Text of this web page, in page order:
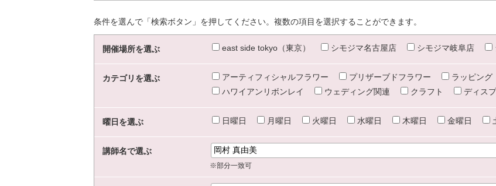
条件を選んで「検索ボタン」を押してください。複数の項目を選択することができます。
開催場所を選ぶ east side tokyo（東京） シモジマ名古屋店 シモジマ岐阜店
カテゴリを選ぶ アーティフィシャルフラワー プリザーブドフラワー ラッピング
ハワイアンリボンレイ
ウェディング関連 クラフト ディス
曜日を選ぶ 日曜日 月曜日 火曜日 水曜日 木曜日 金曜日
講師名で選ぶ
※部分一致可